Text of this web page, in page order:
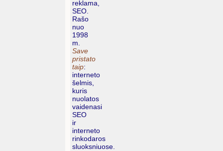
reklama,
SEO.
Rašo
nuo
1998
m.
Save
pristato
taip:
interneto
šelmis,
kuris
nuolatos
vaidenasi
SEO
ir
interneto
rinkodaros
sluoksniuose.